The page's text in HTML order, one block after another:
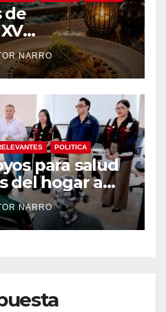
de
de Los Cabos
consumo
para
NARRO
POLITICA
para salud
del hogar a
San Lucas
NARRO